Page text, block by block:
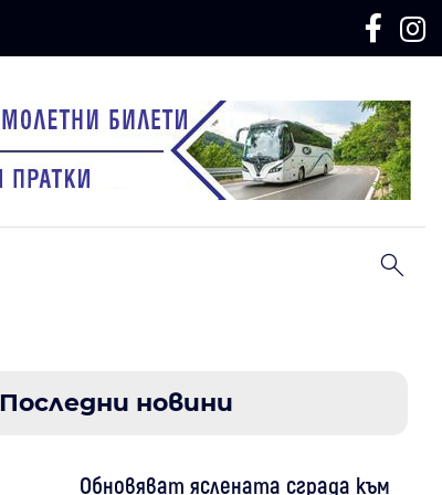
Последни новини
Обновяват яслената сграда към